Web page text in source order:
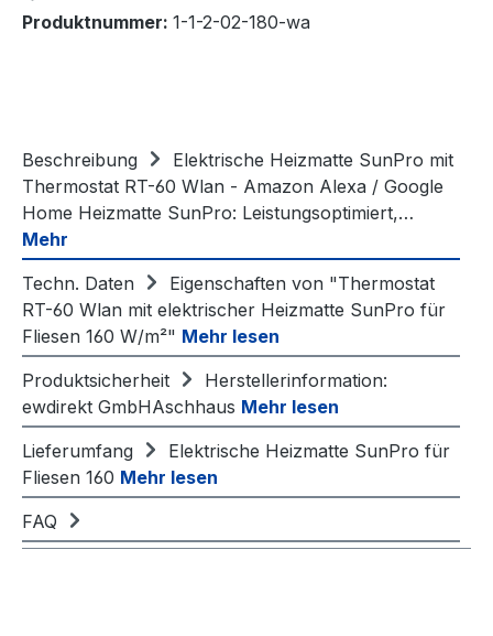
Produktnummer: 1-1-2-02-180-wa
Beschreibung
Elektrische Heizmatte SunPro mit
Thermostat RT-60 Wlan - Amazon Alexa / Google
Home Heizmatte SunPro: Leistungsoptimiert,…
Mehr
Techn. Daten
Eigenschaften von "Thermostat
RT-60 Wlan mit elektrischer Heizmatte SunPro für
Fliesen 160 W/m²" Mehr lesen
Produktsicherheit
Herstellerinformation:
ewdirekt GmbHAschhaus Mehr lesen
Lieferumfang
Elektrische Heizmatte SunPro für
Fliesen 160 Mehr lesen
FAQ